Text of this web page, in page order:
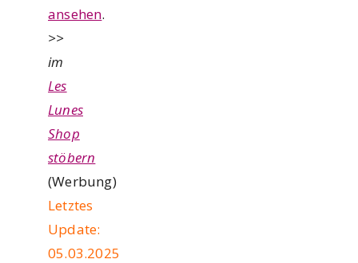
ansehen.
>>
im
Les
Lunes
Shop
stöbern
(Werbung)
Letztes
Update:
05.03.2025